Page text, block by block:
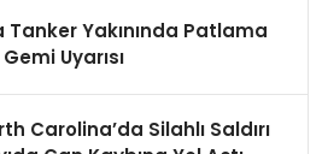
Tanker Yakınında Patlama
Uyarısı
Carolina’da Silahlı Saldırı